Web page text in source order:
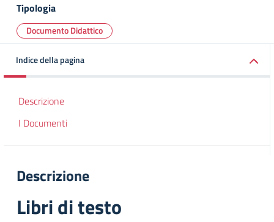
Tipologia
Documento Didattico
Indice della pagina
Descrizione
I Documenti
Descrizione
Libri di testo